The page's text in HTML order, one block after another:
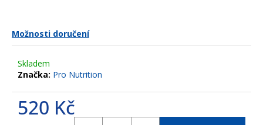
Možnosti doručení
Skladem
Značka: Pro Nutrition
520 Kč
HLEDAT
D
o